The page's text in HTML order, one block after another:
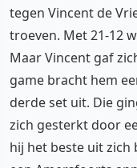
tegen Vincent de
troeven. Met 21-12
Maar Vincent gaf
game bracht hem
derde set uit. Die
zich gesterkt door
hij het beste uit zich